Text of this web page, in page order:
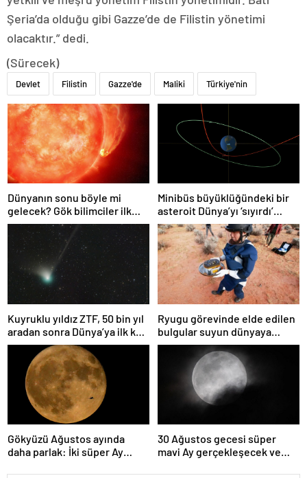
Şeria’da olduğu gibi Gazze’de de Filistin yönetimi
olacaktır.” dedi.
(Sürecek)
Devlet Filistin Gazze'de Maliki Türkiye'nin
Dünyanın sonu böyle mi
gelecek? Gök bilimciler ilk
kez sönen yıldızın gezegeni
yutmasına tanık oldu
Minibüs büyüklüğündeki bir
asteroit Dünya’yı ‘sıyırdı’
geçti
Kuyruklu yıldız ZTF, 50 bin yıl
aradan sonra Dünya’ya ilk kez
çok yaklaşacak
Ryugu görevinde elde edilen
bulgular suyun dünyaya
asteroitlerce getirilmiş
olabileceğini gösteriyor
Gökyüzü Ağustos ayında
daha parlak: İki süper Ay
30 Ağustos gecesi süper
mavi Ay gerçekleşecek ve